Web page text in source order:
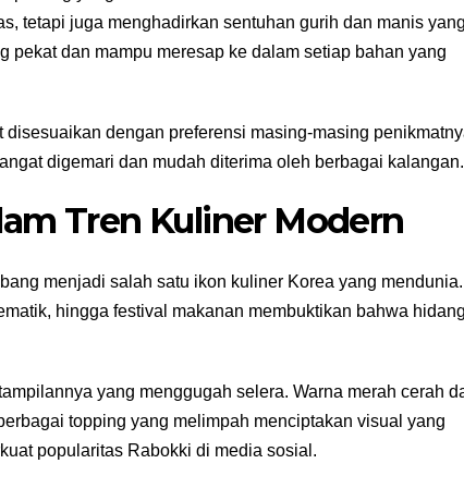
tetapi juga menghadirkan sentuhan gurih dan manis yang
pekat dan mampu meresap ke dalam setiap bahan yang
dengan preferensi masing-masing
digemari dan mudah diterima oleh berbagai kalangan.
Tren Kuliner Modern
menjadi salah satu ikon kuliner Korea yang mendunia.
hingga festival makanan membuktikan bahwa
yang menggugah selera. Warna merah cerah
topping yang melimpah menciptakan visual yang
popularitas Rabokki di media sosial.